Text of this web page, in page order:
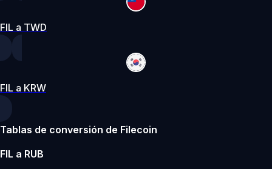
FIL a TWD
FIL a KRW
Tablas de conversión de Filecoin
FIL a RUB